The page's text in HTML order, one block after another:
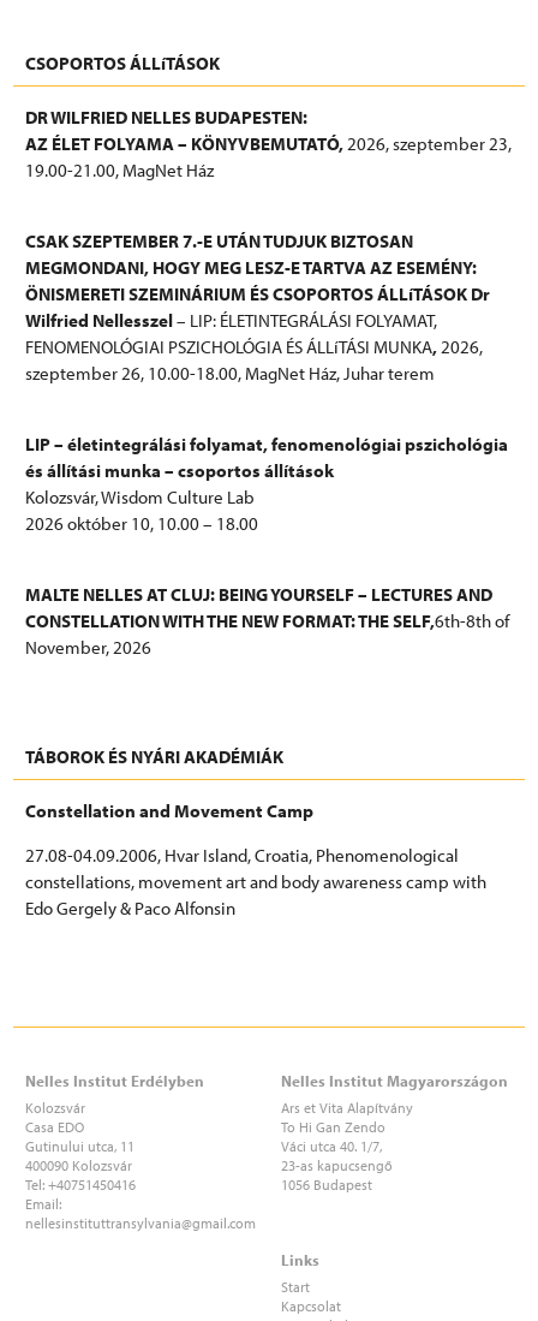
CSOPORTOS ÁLLíTÁSOK
DR WILFRIED NELLES BUDAPESTEN:
AZ ÉLET FOLYAMA – KÖNYVBEMUTATÓ,2026, szeptember 23,
19.00-21.00, MagNet Ház
CSAK SZEPTEMBER 7.-E UTÁN TUDJUK BIZTOSAN
MEGMONDANI, HOGY MEG LESZ-E TARTVA AZ ESEMÉNY:
ÖNISMERETI SZEMINÁRIUM ÉS CSOPORTOS ÁLLíTÁSOK Dr
Wilfried Nellesszel– LIP: ÉLETINTEGRÁLÁSI FOLYAMAT,
FENOMENOLÓGIAI PSZICHOLÓGIA ÉS ÁLLíTÁSI MUNKA,2026,
szeptember 26, 10.00-18.00, MagNet Ház, Juhar terem
LIP – életintegrálási folyamat, fenomenológiai pszichológia
és állítási munka – csoportos állítások
Kolozsvár, Wisdom Culture Lab
2026 október 10, 10.00 – 18.00
MALTE NELLES AT CLUJ: BEING YOURSELF – LECTURES AND
CONSTELLATION WITH THE NEW FORMAT: THE SELF,6th-8th of
November, 2026
TÁBOROK ÉS NYÁRI AKADÉMIÁK
Constellation and Movement Camp
27.08-04.09.2006, Hvar Island, Croatia, Phenomenological
constellations, movement art and body awareness camp with
Edo Gergely & Paco Alfonsin
Nelles Institut Erdélyben
Kolozsvár
Casa EDO
Gutinului utca, 11
400090 Kolozsvár
Tel: +40751450416
Email:
nellesinstituttransylvania@gmail.com
Nelles Institut Magyarországon
Ars et Vita Alapítvány
To Hi Gan Zendo
Váci utca 40. 1/7,
23-as kapucsengő
1056 Budapest
Links
Start
Kapcsolat